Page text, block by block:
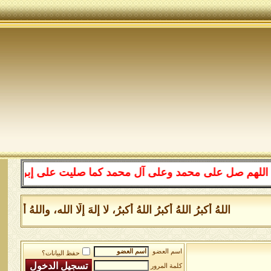
صل على محمد وعلى آل محمد كما صليت على إبراهيم وعلى
اللهُ أكبرُ اللهُ أكبرُ اللهُ أكبرُ، لا إلهَ إلَّا الله، واللهُ
اسم العضو
حفظ البيانات؟
كلمة المرور